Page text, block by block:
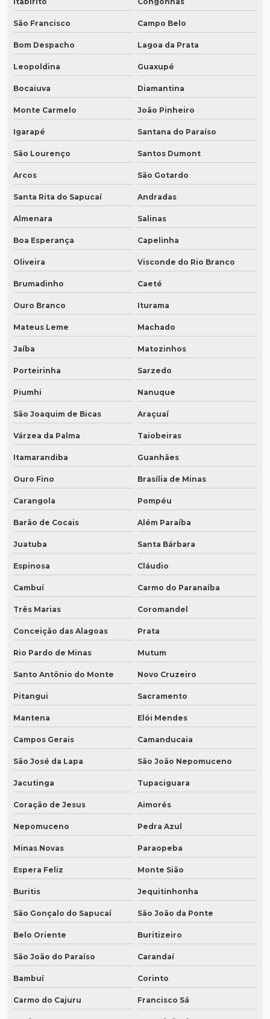
São Francisco Campo Belo
Bom Despacho Lagoa da Prata
Leopoldina Guaxupé
Bocaiuva Diamantina
Monte Carmelo João Pinheiro
Igarapé Santana do Paraíso
São Lourenço Santos Dumont
Arcos São Gotardo
Santa Rita do Sapucaí Andradas
Almenara Salinas
Boa Esperança Capelinha
Oliveira Visconde do Rio Branco
Brumadinho Caeté
Ouro Branco Iturama
Mateus Leme Machado
Jaíba Matozinhos
Porteirinha Sarzedo
Piumhi Nanuque
São Joaquim de Bicas Araçuaí
Várzea da Palma Taiobeiras
Itamarandiba Guanhães
Ouro Fino Brasília de Minas
Carangola Pompéu
Barão de Cocais Além Paraíba
Juatuba Santa Bárbara
Espinosa Cláudio
Cambuí Carmo do Paranaíba
Três Marias Coromandel
Conceição das Alagoas Prata
Rio Pardo de Minas Mutum
Santo Antônio do Monte Novo Cruzeiro
Pitangui Sacramento
Mantena Elói Mendes
Campos Gerais Camanducaia
São José da Lapa São João Nepomuceno
Jacutinga Tupaciguara
Coração de Jesus Aimorés
Nepomuceno Pedra Azul
Minas Novas Paraopeba
Espera Feliz Monte Sião
Buritis Jequitinhonha
São Gonçalo do Sapucaí São João da Ponte
Belo Oriente Buritizeiro
São João do Paraíso Carandaí
Bambuí Corinto
Carmo do Cajuru Francisco Sá